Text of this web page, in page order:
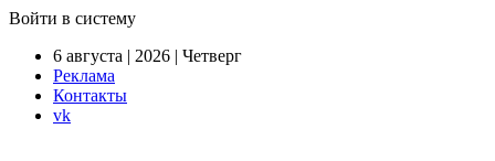
Войти в систему
6 августа | 2026 | Четверг
Реклама
Контакты
vk